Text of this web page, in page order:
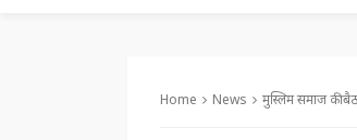
Home News मुस्लिम समाज की